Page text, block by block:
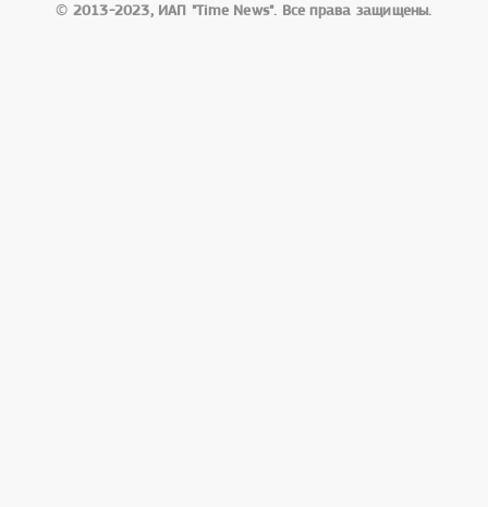
© 2013-2023, ИАП "Time News". Все права защищены.